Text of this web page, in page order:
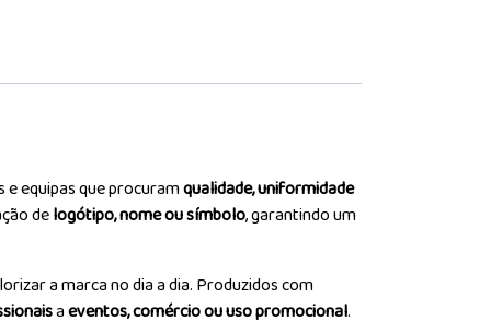
e equipas que procuramqualidade, uniformidade
delogótipo, nome ou símbolo, garantindo um
a marca no dia a dia. Produzidos com
aeventos, comércio ou uso promocional.